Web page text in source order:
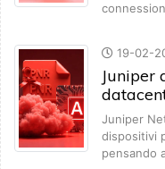
19-02-
Juniper
Juniper
dispositivi
pensando